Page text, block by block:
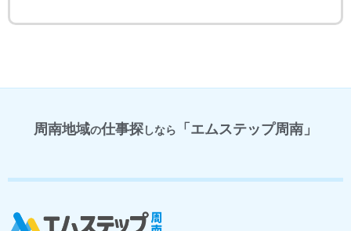
周南地域の仕事探しなら 「エムステップ周南」